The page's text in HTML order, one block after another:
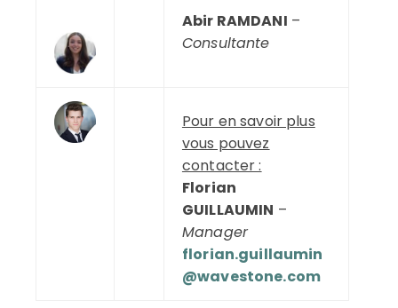
Abir RAMDANI –
Consultante
Pour en savoir plus
vous pouvez
contacter :
Florian
GUILLAUMIN –
Manager
florian.guillaumin
@wavestone.com